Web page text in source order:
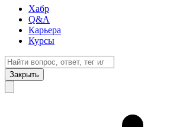
Хабр
Q&A
Карьера
Курсы
Закрыть